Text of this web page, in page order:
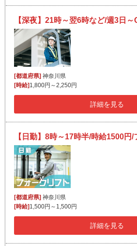
[都道府県] 神奈川県
[時給] 1,800円～2,250円
詳細を見る
[都道府県] 神奈川県
[時給] 1,500円～1,500円
詳細を見る